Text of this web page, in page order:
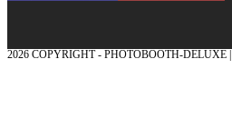
2026 COPYRIGHT - PHOTOBOOTH-DELUXE |